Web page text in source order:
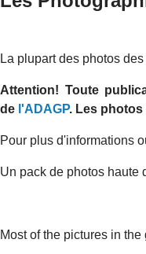
La plupart des photos
Attention! Toute
de l'ADAGP. Les photos
Pour plus d'informations
Un pack de photos haute
Most of the pictures in